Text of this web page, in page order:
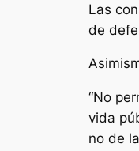
Las
de
“No
vida
no de